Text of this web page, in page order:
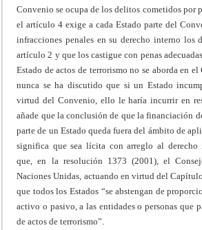
Convenio se ocupa de los delitos cometidos por
el artículo 4 exige a cada Estado parte del
infracciones penales en su derecho interno los
artículo 2 y que los castigue con penas
Estado de actos de terrorismo no se aborda en el
nunca se ha discutido que si un Estado
virtud del Convenio, ello le haría incurrir en
añade que la conclusión de que la financiación
parte de un Estado queda fuera del ámbito de
significa que sea lícita con arreglo al derecho
que, en la resolución 1373 (2001), el
Naciones Unidas, actuando en virtud del
que todos los Estados “se abstengan de
activo o pasivo, a las entidades o personas que
de actos de terrorismo”.